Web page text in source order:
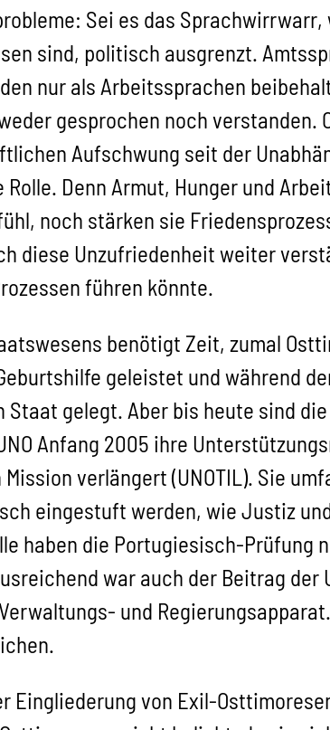
Sei es das Sprachwirrwarr,
sind, politisch ausgrenzt.
nur als Arbeitssprachen
gesprochen noch verstanden.
Aufschwung seit der
Denn Armut, Hunger und
noch stärken sie
diese Unzufriedenheit weiter
führen könnte.
benötigt Zeit, zumal
geleistet und während
Staat gelegt. Aber bis heute sind
Anfang 2005 ihre
verlängert (UNOTIL). Sie
eingestuft werden, wie Justiz
haben die Portugiesisch-Prüfung
war auch der Beitrag
und
Eingliederung von Exil-